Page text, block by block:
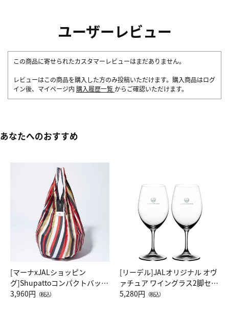
ユーザーレビュー
この商品に寄せられたカスタマーレビューはまだありません。
レビューはこの商品を購入した方のみ投稿いただけます。購入商品はログ
イン後、マイページ内 購入履歴一覧 からご確認いただけます。
あなたへのおすすめ
[マーナxJALショッピン
グ]Shupattoコンパクトバッグ
Drop JAL客室乗務員（LC）ス
3,960円 （税込）
[リーデル]JALオリジナル オヴ
ァチュア ワイングラス2脚セッ
ト（レッドワイン）
5,280円 （税込）